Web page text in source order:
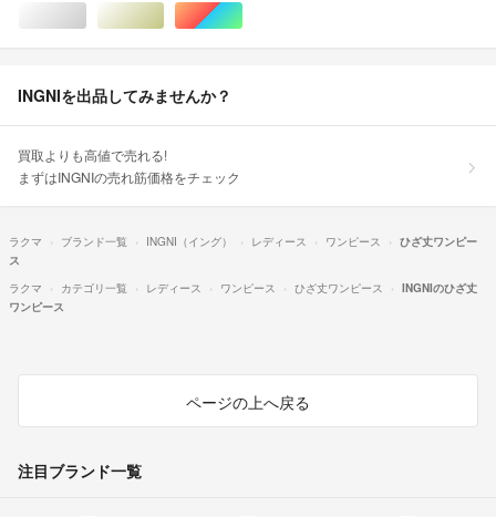
シルバー/銀色系ゴールド/金色系マルチカラー
INGNIを出品してみませんか？
買取よりも高値で売れる!
まずはINGNIの売れ筋価格をチェック
ラクマ ブランド一覧 INGNI（イング） レディース ワンピース
ひざ丈ワンピー
ス
ラクマ
カテゴリ一覧 レディース ワンピース ひざ丈ワンピース
INGNIのひざ丈
ワンピース
ページの上へ戻る
注目ブランド一覧